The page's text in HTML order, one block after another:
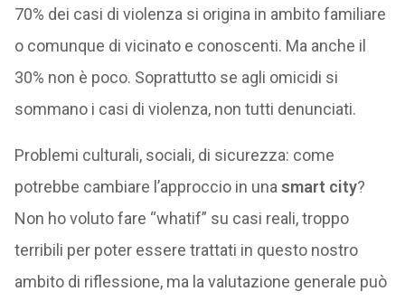
70% dei casi di violenza si origina in ambito familiare
o comunque di vicinato e conoscenti. Ma anche il
30% non è poco. Soprattutto se agli omicidi si
sommano i casi di violenza, non tutti denunciati.
Problemi culturali, sociali, di sicurezza: come
potrebbe cambiare l’approccio in una smart city?
Non ho voluto fare “whatif” su casi reali, troppo
terribili per poter essere trattati in questo nostro
ambito di riflessione, ma la valutazione generale può